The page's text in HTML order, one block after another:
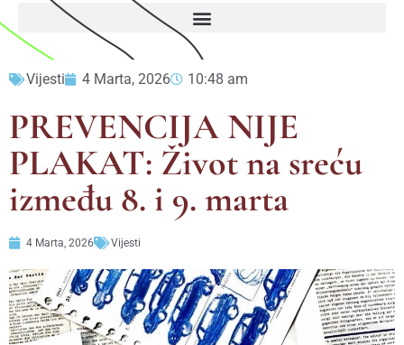
Vijesti 4 Marta, 2026 10:48 am
PREVENCIJA NIJE
PLAKAT: Život na sreću
između 8. i 9. marta
4 Marta, 2026 Vijesti